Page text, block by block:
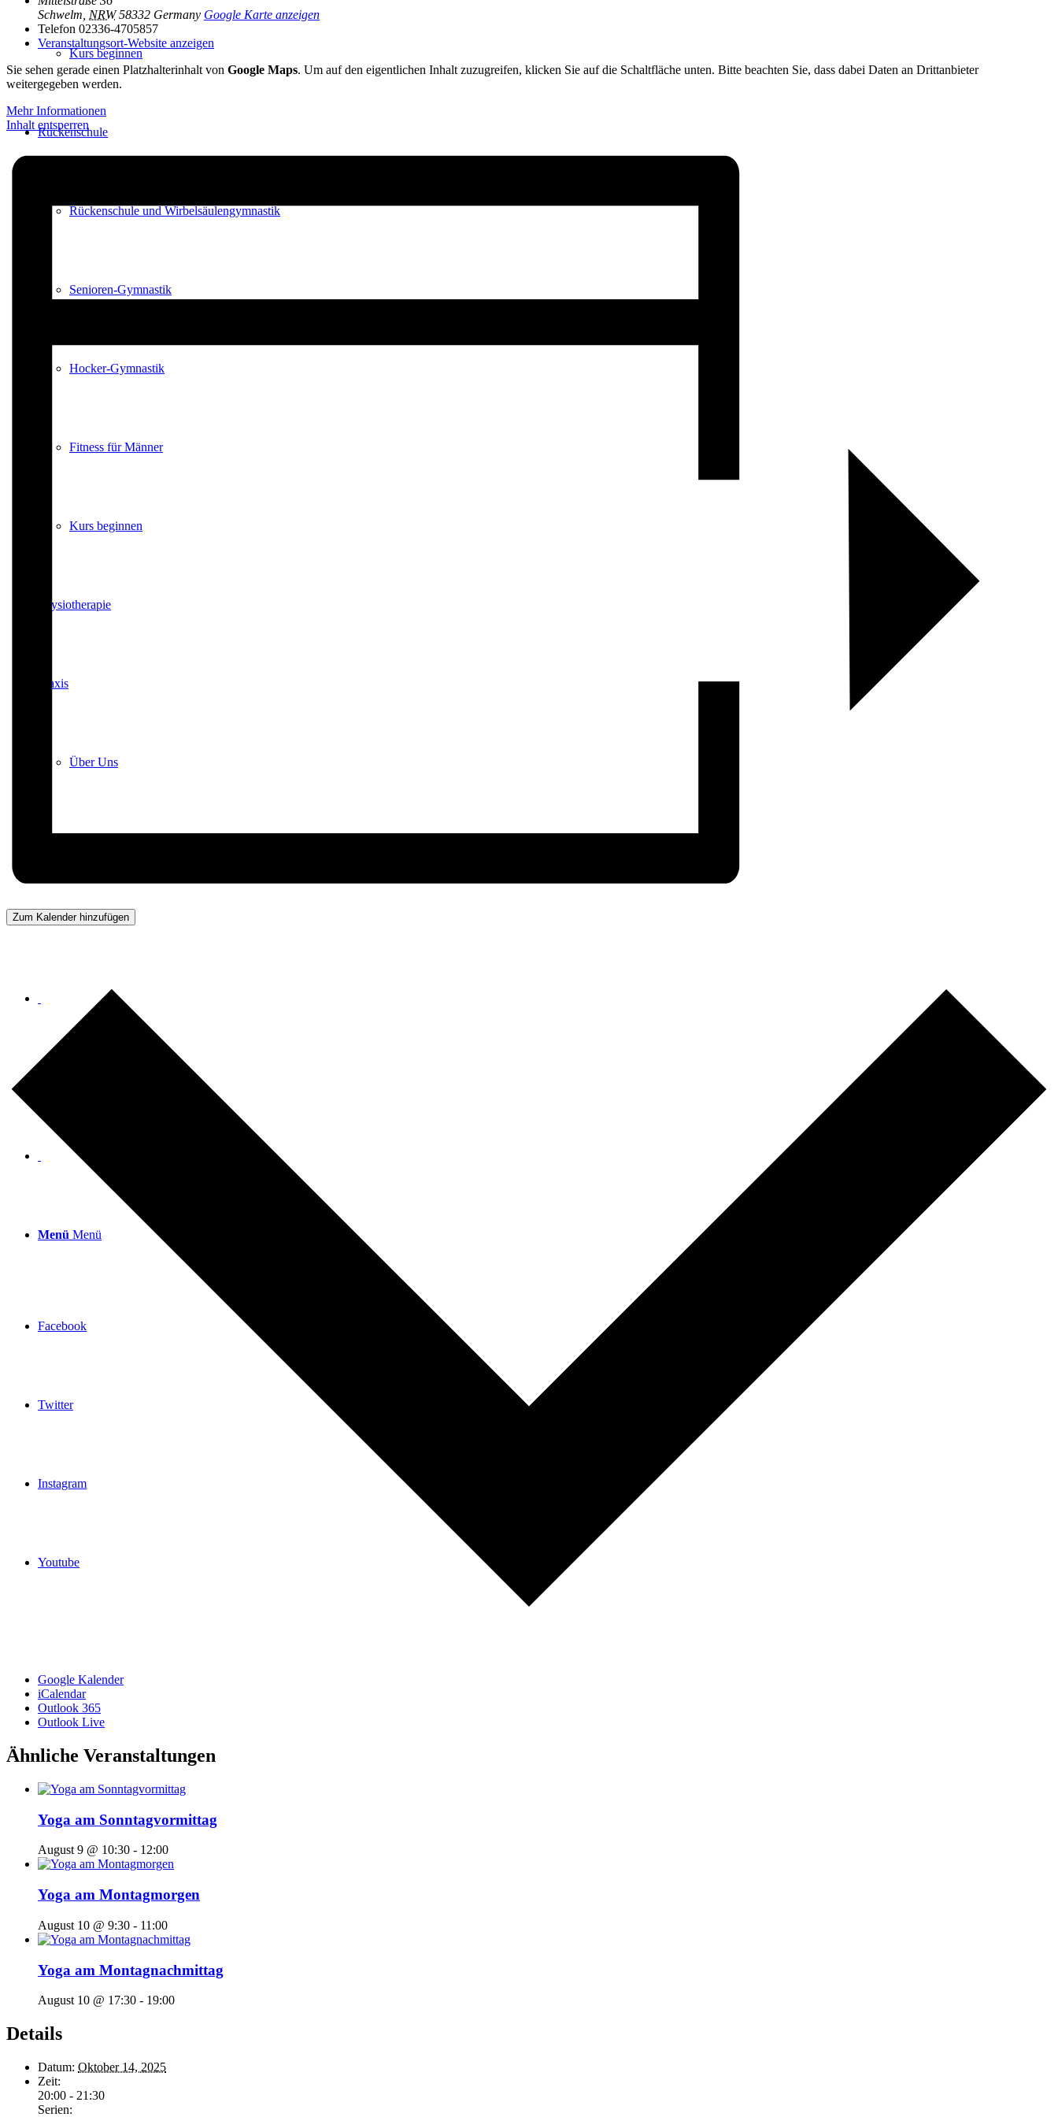
Kurs beginnen
Rückenschule
Rückenschule und Wirbelsäulen­gymnastik
Senioren-Gymnastik
Hocker-Gymnastik
Fitness für Männer
Kurs beginnen
Physiotherapie
Praxis
Über Uns
Menü Menü
Facebook
Twitter
Instagram
Youtube
Schwelm NRW 58332 Germany Google Karte anzeigen
Telefon 02336-4705857
Veranstaltungsort-Website anzeigen
Sie sehen gerade einen Platzhalterinhalt von Google Maps. Um auf den eigentlichen Inhalt zuzugreifen, klicken Sie auf die Schaltfläche unten. Bitte beachten Sie, dass dabei Daten an Drittanbieter
weitergegeben werden.
Mehr Informationen
Inhalt entsperren
Zum Kalender hinzufügen
Google Kalender
iCalendar
Outlook 365
Outlook Live
Ähnliche Veranstaltungen
Yoga am Sonntagvormittag
August 9 @ 10:30 - 12:00
Yoga am Montagmorgen
August 10 @ 9:30 - 11:00
Yoga am Montagnachmittag
August 10 @ 17:30 - 19:00
Details
Datum: Oktober 14, 2025
Zeit:
20:00 - 21:30
Serien: